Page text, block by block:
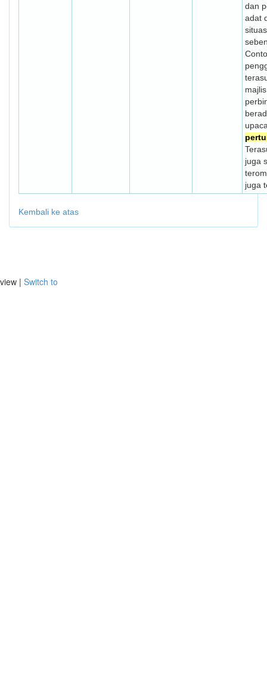
dan
adat
majlis
juga
juga
Kembali ke atas
view | Switch to